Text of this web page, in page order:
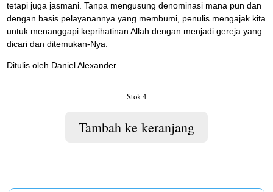
tetapi juga jasmani. Tanpa mengusung denominasi mana pun dan
dengan basis pelayanannya yang membumi, penulis mengajak kita
untuk menanggapi keprihatinan Allah dengan menjadi gereja yang
dicari dan ditemukan-Nya.
Ditulis oleh Daniel Alexander
Stok 4
Tambah ke keranjang